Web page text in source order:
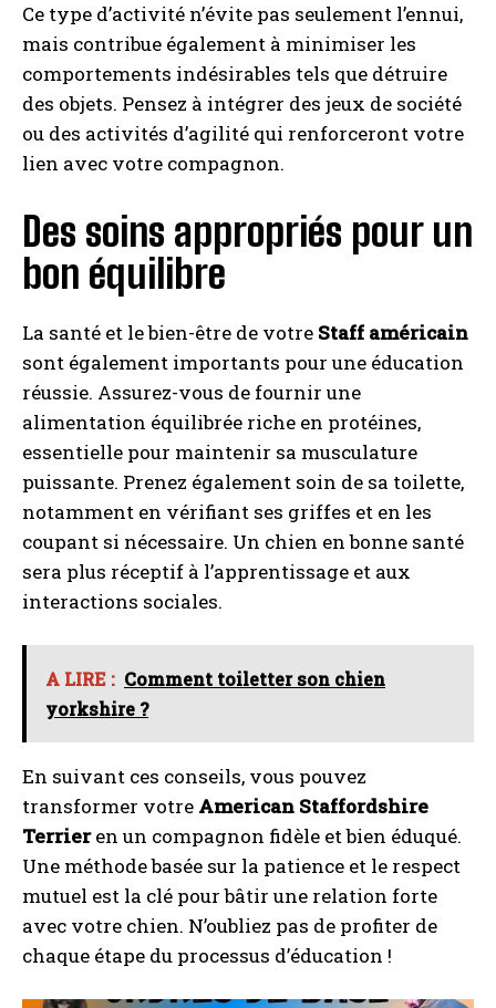
Ce type d’activité n’évite pas seulement l’ennui,
mais contribue également à minimiser les
comportements indésirables tels que détruire
des objets. Pensez à intégrer des jeux de société
ou des activités d’agilité qui renforceront votre
lien avec votre compagnon.
Des soins appropriés pour un
bon équilibre
La santé et le bien-être de votre Staff américain
sont également importants pour une éducation
réussie. Assurez-vous de fournir une
alimentation équilibrée riche en protéines,
essentielle pour maintenir sa musculature
puissante. Prenez également soin de sa toilette,
notamment en vérifiant ses griffes et en les
coupant si nécessaire. Un chien en bonne santé
sera plus réceptif à l’apprentissage et aux
interactions sociales.
A LIRE : Comment toiletter son chien
yorkshire ?
En suivant ces conseils, vous pouvez
transformer votre American Staffordshire
Terrieren un compagnon fidèle et bien éduqué.
Une méthode basée sur la patience et le respect
mutuel est la clé pour bâtir une relation forte
avec votre chien. N’oubliez pas de profiter de
chaque étape du processus d’éducation !